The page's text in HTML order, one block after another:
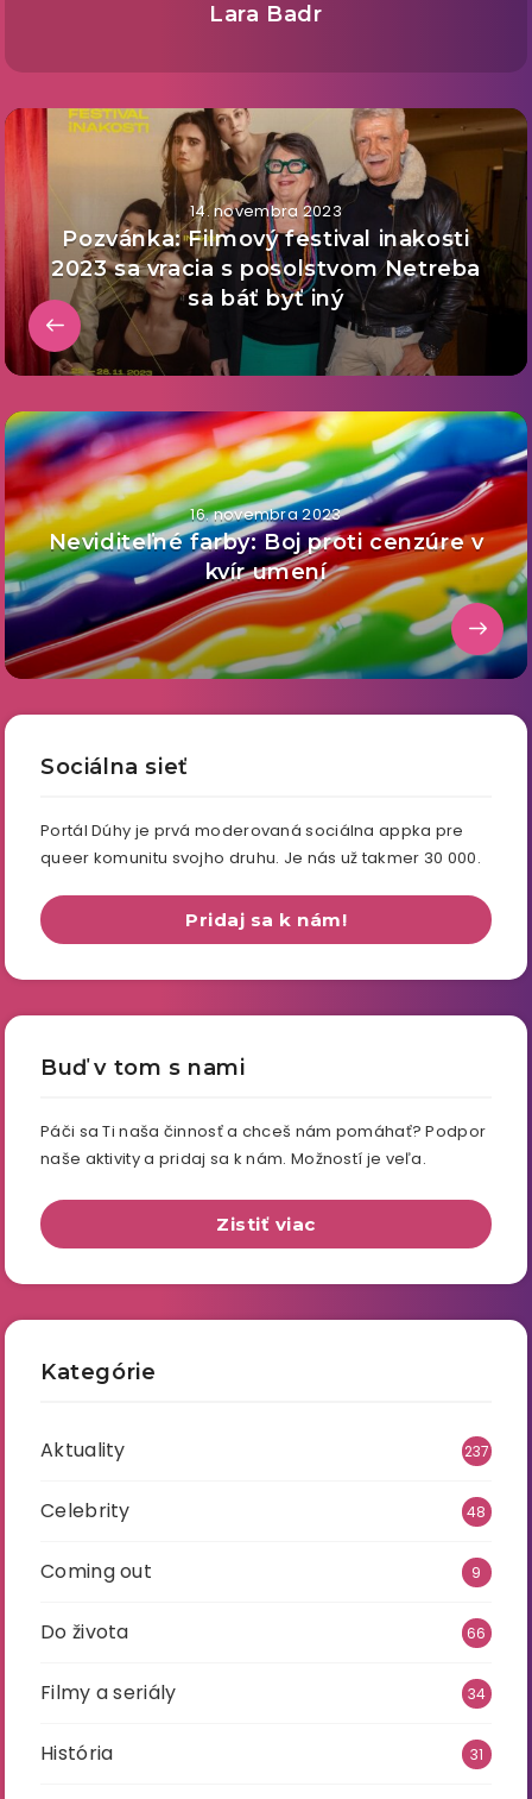
Lara Badr
14. novembra 2023
Pozvánka: Filmový festival inakosti
2023 sa vracia s posolstvom Netreba
sa báť byť iný
16. novembra 2023
Neviditeľné farby: Boj proti cenzúre v
kvír umení
Sociálna sieť
Portál Dúhy je prvá moderovaná sociálna appka pre
queer komunitu svojho druhu. Je nás už takmer 30 000.
Pridaj sa k nám!
Buď v tom s nami
Páči sa Ti naša činnosť a chceš nám pomáhať? Podpor
naše aktivity a pridaj sa k nám. Možností je veľa.
Zistiť viac
Kategórie
Aktuality 237
Celebrity 48
Coming out 9
Do života 66
Filmy a seriály 34
História 31